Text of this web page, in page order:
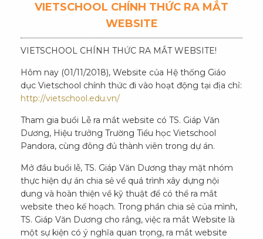
VIETSCHOOL CHÍNH THỨC RA MẮT
WEBSITE
VIETSCHOOL CHÍNH THỨC RA MẮT WEBSITE!
Hôm nay (01/11/2018), Website của Hệ thống Giáo
dục Vietschool chính thức đi vào hoạt động tại địa chỉ:
http://vietschool.edu.vn/
Tham gia buổi Lễ ra mắt website có TS. Giáp Văn
Dương, Hiệu trưởng Trường Tiểu học Vietschool
Pandora, cùng đông đủ thành viên trong dự án.
Mở đầu buổi lễ, TS. Giáp Văn Dương thay mặt nhóm
thực hiện dự án chia sẻ về quá trình xây dựng nội
dung và hoàn thiện về kỹ thuật để có thể ra mắt
website theo kế hoạch. Trong phần chia sẻ của mình,
TS. Giáp Văn Dương cho rẳng, việc ra mắt Website là
một sự kiện có ý nghĩa quan trọng, ra mắt website